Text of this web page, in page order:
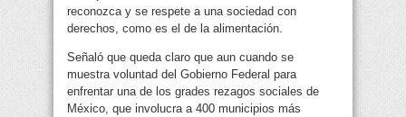
reconozca y se respete a una sociedad con
derechos, como es el de la alimentación.
Señaló que queda claro que aun cuando se
muestra voluntad del Gobierno Federal para
enfrentar una de los grades rezagos sociales de
México, que involucra a 400 municipios más